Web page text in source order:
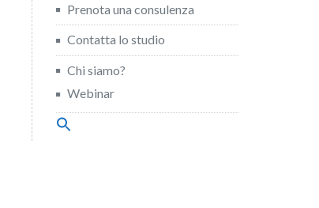
Prenota una consulenza
Contatta lo studio
Chi siamo?
Webinar